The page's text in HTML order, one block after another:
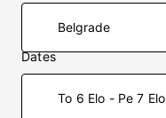
Dates
To 6 Elo - Pe 7 Elo